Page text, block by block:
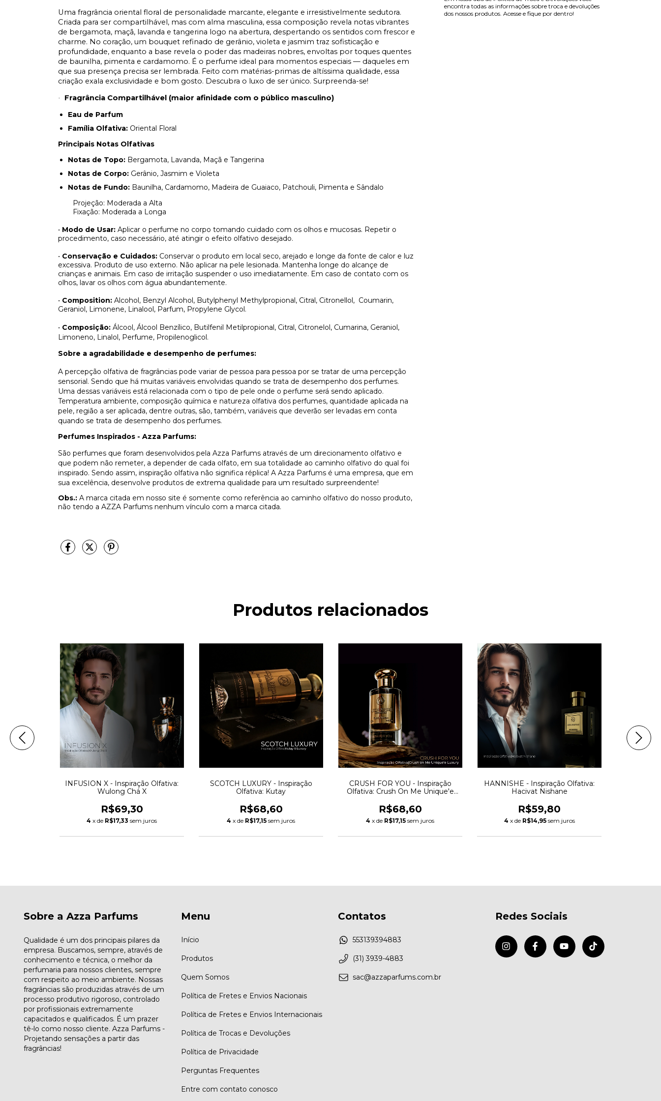
Uma fragrância oriental floral de personalidade marcante, elegante e irresistivelmente sedutora.
Criada para ser compartilhável, mas com alma masculina, essa composição revela notas vibrantes
de bergamota, maçã, lavanda e tangerina logo na abertura, despertando os sentidos com frescor e
charme. No coração, um bouquet refinado de gerânio, violeta e jasmim traz sofisticação e
profundidade, enquanto a base revela o poder das madeiras nobres, envoltas por toques quentes
de baunilha, pimenta e cardamomo. É o perfume ideal para momentos especiais — daqueles em
que sua presença precisa ser lembrada. Feito com matérias-primas de altíssima qualidade, essa
criação exala exclusividade e bom gosto. Descubra o luxo de ser único. Surpreenda-se!
·
Fragrância Compartilhável (maior afinidade com o público masculino)
Eau de Parfum
Família Olfativa: Oriental Floral
Principais Notas Olfativas
Notas de Topo: Bergamota, Lavanda, Maçã e Tangerina
Notas de Corpo: Gerânio, Jasmim e Violeta
Notas de Fundo: Baunilha, Cardamomo, Madeira de Guaiaco, Patchouli, Pimenta e Sândalo
Projeção: Moderada a Alta
Fixação: Moderada a Longa
• Modo de Usar: Aplicar o perfume no corpo tomando cuidado com os olhos e mucosas. Repetir o
procedimento, caso necessário, até atingir o efeito olfativo desejado.
• Conservação e Cuidados: Conservar o produto em local seco, arejado e longe da fonte de calor e luz
excessiva. Produto de uso externo. Não aplicar na pele lesionada. Mantenha longe do alcançe de
crianças e animais. Em caso de irritação suspender o uso imediatamente. Em caso de contato com os
olhos, lavar os olhos com água abundantemente.
• Composition: Alcohol, Benzyl Alcohol, Butylphenyl Methylpropional, Citral, Citronellol, Coumarin,
Geraniol, Limonene, Linalool, Parfum, Propylene Glycol.
• Composição: Álcool, Álcool Benzílico, Butilfenil Metilpropional, Citral, Citronelol, Cumarina, Geraniol,
Limoneno, Linalol, Perfume, Propilenoglicol.
Sobre a agradabilidade e desempenho de perfumes:
A percepção olfativa de fragrâncias pode variar de pessoa para pessoa por se tratar de uma percepção
sensorial. Sendo que há muitas variáveis envolvidas quando se trata de desempenho dos perfumes.
Uma dessas variáveis está relacionada com o tipo de pele onde o perfume será sendo aplicado.
Temperatura ambiente, composição química e natureza olfativa dos perfumes, quantidade aplicada na
pele, região a ser aplicada, dentre outras, são, também, variáveis que deverão ser levadas em conta
quando se trata de desempenho dos perfumes.
Perfumes Inspirados - Azza Parfums:
São perfumes que foram desenvolvidos pela Azza Parfums através de um direcionamento olfativo e
que podem não remeter, a depender de cada olfato, em sua totalidade ao caminho olfativo do qual foi
inspirado. Sendo assim, inspiração olfativa não significa réplica! A Azza Parfums é uma empresa, que em
sua excelência, desenvolve produtos de extrema qualidade para um resultado surpreendente!
Obs.: A marca citada em nosso site é somente como referência ao caminho olfativo do nosso produto,
não tendo a AZZA Parfums nenhum vínculo com a marca citada.
encontra todas as informações sobre troca e devoluções
dos nossos produtos. Acesse e fique por dentro!
Produtos relacionados
INFUSION X - Inspiração Olfativa:
Wulong Chá X
R$69,30
4 x de R$17,33 sem juros
SCOTCH LUXURY - Inspiração
Olfativa: Kutay
R$68,60
4 x de R$17,15 sem juros
CRUSH FOR YOU - Inspiração
Olfativa: Crush On Me Unique'e
R$68,60
4 x de R$17,15 sem juros
HANNISHE - Inspiração Olfativa:
Hacivat Nishane
R$59,80
4 x de R$14,95 sem juros
Sobre a Azza Parfums
Qualidade é um dos principais pilares da
empresa. Buscamos, sempre, através de
conhecimento e técnica, o melhor da
perfumaria para nossos clientes, sempre
com respeito ao meio ambiente. Nossas
fragrâncias são produzidas através de um
processo produtivo rigoroso, controlado
por profissionais extremamente
capacitados e qualificados. É um prazer
tê-lo como nosso cliente. Azza Parfums -
Projetando sensações a partir das
fragrâncias!
Menu
Início
Produtos
Quem Somos
Política de Fretes e Envios Nacionais
Política de Fretes e Envios Internacionais
Política de Trocas e Devoluções
Política de Privacidade
Perguntas Frequentes
Entre com contato conosco
Contatos
553139394883
(31) 3939-4883
sac@azzaparfums.com.br
Redes Sociais